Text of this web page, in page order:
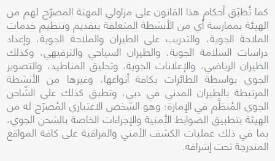
كما تُطبّق أحكام هذا القانون على مزاولي المهنة المصرّح لهم من
الهيئة بممارسة أي من الأنشطة المتعلقة بتقديم وتنظيم خدمات
الملاحة الجوية، والتدريب على الطيران والملاحة الجوية، وإعداد
دراسات السلامة الجوية، والطيران السياحي والترفيهي، وكذلك
الطيران الرياضي، والإعلانات الجوية، وتحليق المناطيد، والتصوير
الجوي بواسطة الطائرات بكافة أنواعها، وغيرها من الأنشطة
المرتبطة بالطيران المدني في دبي، وتطبق كذلك على الشّاحن
الجوي المُنظَّم في الإمارة؛ وهو الشخص الاعتباري المُصرّح له من
الهيئة بتطبيق الضوابط الأمنية والإجراءات الخاصة بالشحن الجوي،
بما في ذلك عمليات الكشف الأمني والمراقبة على كافة المواقع
المندرجة تحت إشرافه.